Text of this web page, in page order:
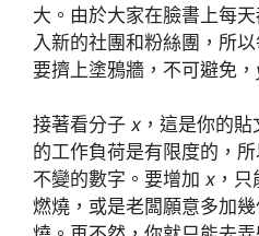
大。由於大家在臉書上每
入新的社團和粉絲團，所
要擠上塗鴉牆，不可避免，
接著看分子 x ，這是你的
的工作負荷是有限度的，
不變的數字。要增加 x ，
燃燒，或是老闆願意多加